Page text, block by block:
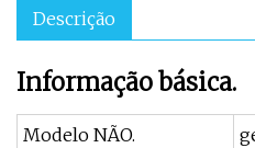
Descrição
Informação básica.
Modelo NÃO.